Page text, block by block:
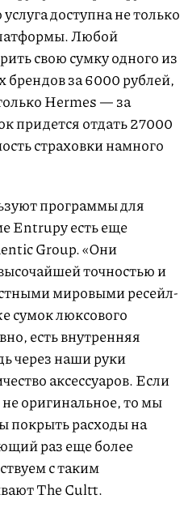
доступна не только
Любой
свою сумку одного из
за 6000 рублей,
Hermes — за
придется отдать 27000
страховки намного
программы для
Entrupy есть еще
Group. «Они
точностью и
мировыми ресейл-
сумок люксового
есть внутренняя
через наши руки
аксессуаров. Если
оригинальное, то мы
покрыть расходы на
раз еще более
с таким
The Cultt.